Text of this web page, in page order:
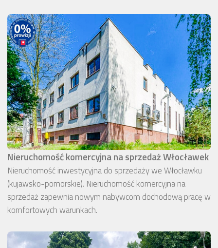
Nieruchomość komercyjna na sprzedaż Włocławek
Nieruchomość inwestycyjna do sprzedaży we Włocławku
(kujawsko-pomorskie). Nieruchomość komercyjna na
sprzedaż zapewnia nowym nabywcom dochodową pracę w
komfortowych warunkach.